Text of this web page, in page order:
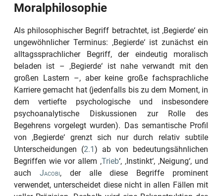
Moralphilosophie
Als philosophischer Begriff betrachtet, ist ‚Begierde‘ein
ungewöhnlicher Terminus: ‚Begierde‘ ist zunächst ein
alltagssprachlicher Begriff, der eindeutig moralisch
beladen ist – ‚Begierde‘ ist nahe verwandt mit den
großen Lastern –, aber keine große fachsprachliche
Karriere gemacht hat (jedenfalls bis zu dem Moment, in
dem vertiefte psychologische und insbesondere
psychoanalytische Diskussionen zur Rolle des
Begehrens vorgelegt wurden). Das semantische Profil
von ‚Begierde‘ grenzt sich nur durch relativ subtile
Unterscheidungen (2.1) ab von bedeutungsähnlichen
Begriffen wie vor allem ‚Trieb‘‚ ‚Instinkt‘, ‚Neigung‘, und
auch Jacobi, der alle diese Begriffe prominent
verwendet, unterscheidet diese nicht in allen Fällen mit